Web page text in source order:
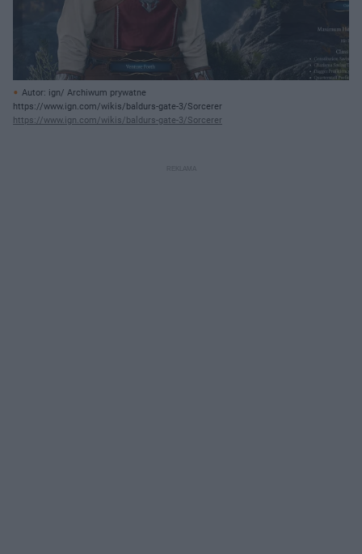
Autor: ign/ Archiwum prywatne
https://www.ign.com/wikis/baldurs-gate-3/Sorcerer
https://www.ign.com/wikis/baldurs-gate-3/Sorcerer